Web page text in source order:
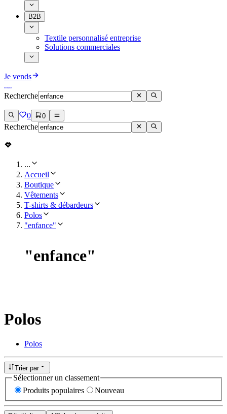
B2B
Textile personnalisé entreprise
Solutions commerciales
Je vends
Recherche
0 0
Recherche
...
Accueil
Boutique
Vêtements
T-shirts & débardeurs
Polos
"enfance"
"enfance"
Polos
Polos
Trier par
Sélectionner un classement
Produits populaires
Nouveau